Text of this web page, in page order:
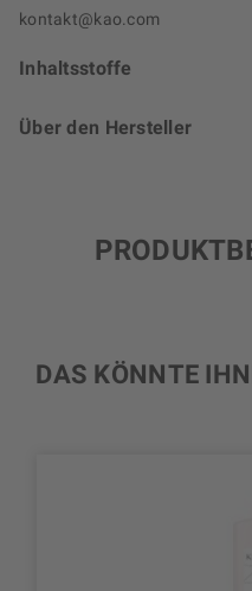
kontakt@kao.com
Inhaltsstoffe
Über den Hersteller
DAS KÖNNTE